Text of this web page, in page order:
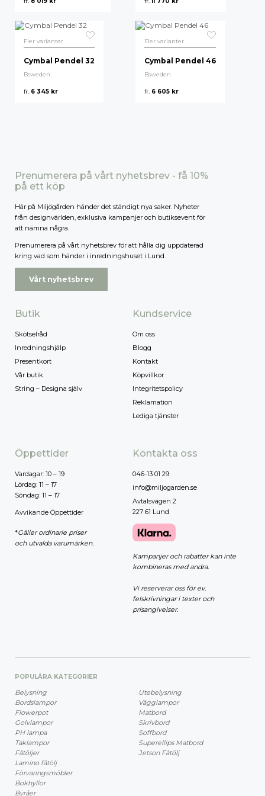
Högsta pris
Fler varianter
Cymbal Pendel 32
Bsweden
fr. 6 345 kr
Fler varianter
Cymbal Pendel 46
Bsweden
fr. 6 605 kr
Prenumerera på vårt nyhetsbrev - få 10%
på ett köp
Här på Miljögården händer det ständigt nya saker. Nyheter
från designvärlden, exklusiva kampanjer och butiksevent för
att nämna några.
Prenumerera på vårt nyhetsbrev för att hålla dig uppdaterad
kring vad som händer i inredningshuset i Lund.
Vårt nyhetsbrev
Butik
Skötselråd
Inredningshjälp
Presentkort
Vår butik
String – Designa själv
Kundservice
Om oss
Blogg
Kontakt
Köpvillkor
Integritetspolicy
Reklamation
Lediga tjänster
Öppettider
Vardagar: 10 – 19
Lördag: 11 – 17
Söndag: 11 – 17
Avvikande Öppettider
*Gäller ordinarie priser
och utvalda varumärken.
Kontakta oss
046-13 01 29
info@miljogarden.se
Avtalsvägen 2
227 61 Lund
Kampanjer och rabatter kan inte
kombineras med andra.
Vi reserverar oss för ev.
felskrivningar i texter och
prisangivelser.
POPULÄRA KATEGORIER
Belysning
Bordslampor
Flowerpot
Golvlampor
PH lampa
Taklampor
Fåtöljer
Lamino fåtölj
Förvaringsmöbler
Bokhyllor
Byråer
Utebelysning
Vägglampor
Matbord
Skrivbord
Soffbord
Superellips Matbord
Jetson Fåtölj